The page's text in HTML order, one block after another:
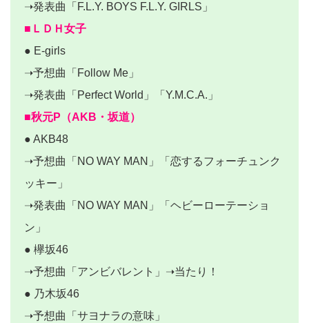
➝発表曲「F.L.Y. BOYS F.L.Y. GIRLS」
■ＬＤＨ女子
● E-girls
➝予想曲「Follow Me」
➝発表曲「Perfect World」「Y.M.C.A.」
■秋元P（AKB・坂道）
● AKB48
➝予想曲「NO WAY MAN」「恋するフォーチュンク
ッキー」
➝発表曲「NO WAY MAN」「ヘビーローテーショ
ン」
● 欅坂46
➝予想曲「アンビバレント」➝当たり！
● 乃木坂46
➝予想曲「サヨナラの意味」